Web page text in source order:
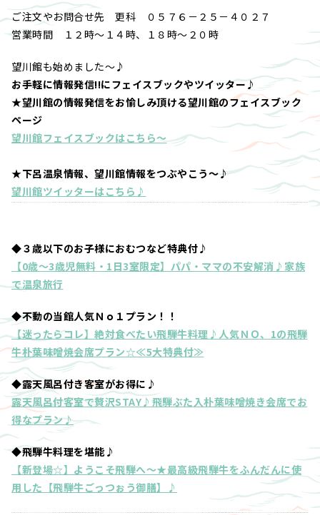
ご注文やお問合せ先 更科 ０５７６－２５－４０２７
営業時間 １２時～１４時、１８時～２０時
望川館も始めました～♪
お手軽に情報発信!!にフェイスブックやツイッター♪
★望川館の情報発信をお愉しみ頂ける望川館のフェイスブック
ページ
望川館フェイスブックはこちら～
★下呂温泉情報、望川館情報をつぶやこう～♪
望川館ツイッターはこちら♪
◆３歳以下のお子様におむつなど特典付♪
【0歳～3歳児無料・1日3室限定】パパ・ママの不安解消♪家族
で温泉旅行
◆不動の当館人気Ｎｏ１プラン！！
【迷ったらコレ】絶対食べたい飛騨牛料理♪人気ＮＯ、1の飛騨
牛朴葉味噌焼会席プラン☆≪5大特典付≫
◆露天風呂付き客室がお得に♪
露天風呂付客室で贅沢STAY♪飛騨ぶた入朴葉味噌焼き会席でお
得なプラン♪
◆飛騨牛料理を堪能♪
【新登場☆】ようこそ飛騨へ～★最高級飛騨牛をふんだんに使
用した【飛騨牛ごっつぉう御膳】♪